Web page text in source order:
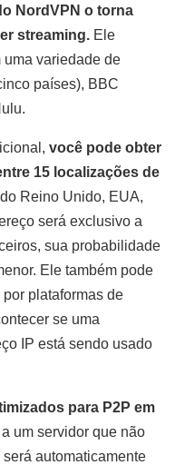
NordVPN o torna
streaming. Ele
variedade de
países), BBC
você pode obter
15 localizações de
Reino Unido, EUA,
será exclusivo a
sua probabilidade
Ele também pode
plataformas de
se uma
IP está sendo usado
para P2P em
um servidor que não
automaticamente